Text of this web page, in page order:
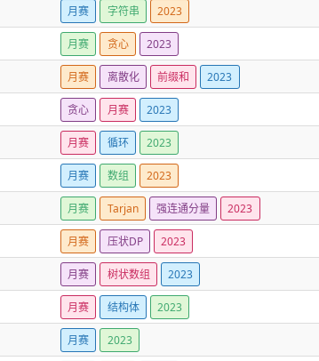
月赛 字符串 2023
月赛 贪心 2023
月赛 离散化 前缀和 2023
贪心 月赛 2023
月赛 循环 2023
月赛 数组 2023
月赛 Tarjan 强连通分量 2023
月赛 压状DP 2023
月赛 树状数组 2023
月赛 结构体 2023
月赛 2023